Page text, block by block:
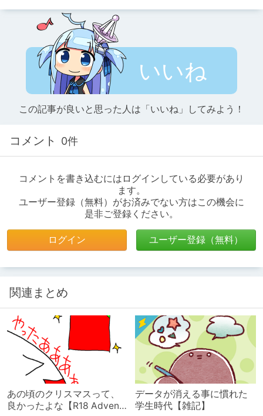
いいね
この記事が良いと思った人は「いいね」してみよう！
コメント 0件
コメントを書き込むにはログインしている必要があり
ます。
ユーザー登録（無料）がお済みでない方はこの機会に
是非ご登録ください。
ログイン ユーザー登録（無料）
関連まとめ
あの頃のクリスマスって、
良かったよな【R18 Advent
データが消える事に慣れた
学生時代【雑記】